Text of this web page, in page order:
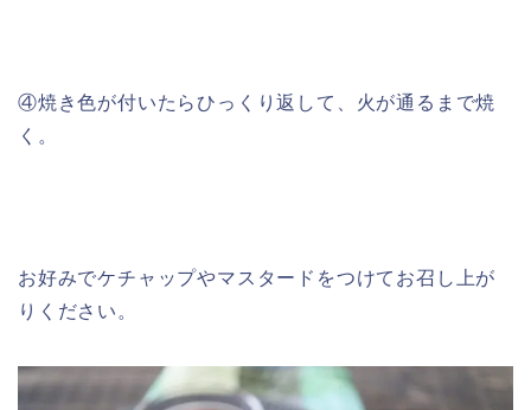
④焼き色が付いたらひっくり返して、火が通るまで焼
く。
お好みでケチャップやマスタードをつけてお召し上が
りください。